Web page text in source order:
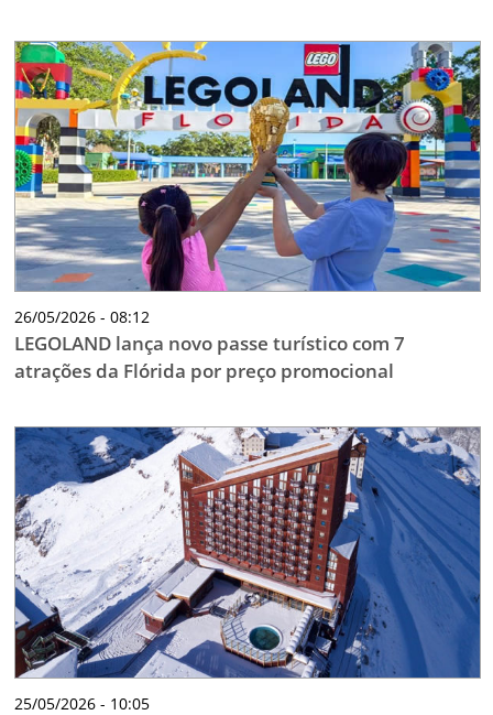
26/05/2026 - 08:12
LEGOLAND lança novo passe turístico com 7
atrações da Flórida por preço promocional
25/05/2026 - 10:05